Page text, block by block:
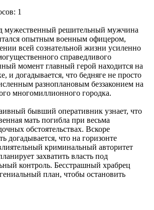
1
мужественный решительный мужчина
опытным военным офицером,
всей сознательной жизни усиленно
справедливого
момент главный герой находится на
и догадывается, что бедняге не просто
разноплановым беззаконием на
многомиллионного городка.
бывший оперативник узнает, что
мать погибла при весьма
обстоятельствах. Вскоре
догадывается, что на горизонте
криминальный авторитет
захватить власть под
контроль. Бесстрашный храбрец
план, чтобы остановить